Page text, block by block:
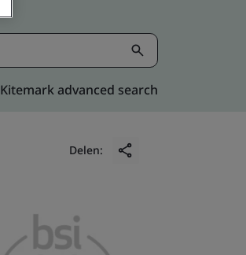
Kitemark advanced search
Delen: